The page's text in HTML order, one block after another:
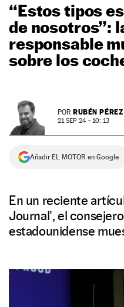
MOTOS
TECNOLOGÍA
MOTORTV
NEWSLETTER
“Estos tipos
de nosotros”:
responsable
sobre los
POR RUBÉN PÉREZ
21 SEP 24 - 10: 13
Añadir EL MOTOR en Google
En un reciente
Journal', el
estadounidense